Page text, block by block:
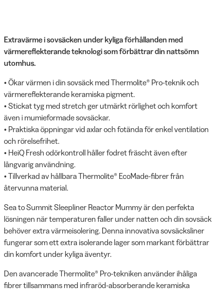
Extravärme i sovsäcken under kyliga förhållanden med
värmereflekterande teknologi som förbättrar din nattsömn
utomhus.
• Ökar värmen i din sovsäck med Thermolite® Pro-teknik och
värmereflekterande keramiska pigment.
• Stickat tyg med stretch ger utmärkt rörlighet och komfort
även i mumieformade sovsäckar.
• Praktiska öppningar vid axlar och fotända för enkel ventilation
och rörelsefrihet.
• HeiQ Fresh odörkontroll håller fodret fräscht även efter
långvarig användning.
• Tillverkad av hållbara Thermolite® EcoMade-fibrer från
återvunna material.
Sea to Summit Sleepliner Reactor Mummy är den perfekta
lösningen när temperaturen faller under natten och din sovsäck
behöver extra värmeisolering. Denna innovativa sovsäcksliner
fungerar som ett extra isolerande lager som markant förbättrar
din komfort under kyliga äventyr.
Den avancerade Thermolite® Pro-tekniken använder ihåliga
fibrer tillsammans med infraröd-absorberande keramiska